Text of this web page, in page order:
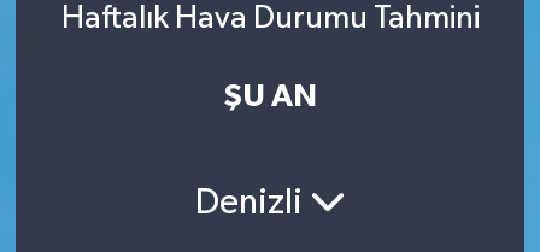
Haftalık Hava Durumu Tahmini
ŞU AN
Denizli
Süper Lig Puan Durumu ve Fikstür